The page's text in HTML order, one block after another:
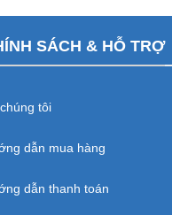
SÁCH & HỖ TRỢ
tôi
dẫn mua hàng
dẫn thanh toán